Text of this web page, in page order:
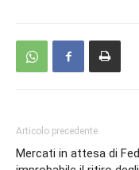
Articolo precedente
Mercati in attesa di